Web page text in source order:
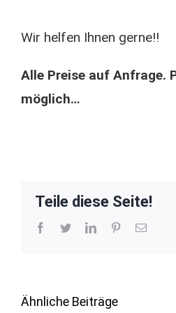
Wir helfen Ihnen gerne!!
Alle Preise auf Anfrage.
möglich…
Teile diese Seite!
Facebook
TwitterLinkedInPinterest
E-
Ähnliche Beiträge